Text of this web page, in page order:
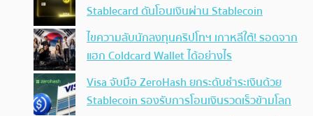
Stablecard ดันโอนเงินผ่าน Stablecoin
ไขความลับนักลงทุนคริปโทฯ เกาหลีใต้! รอดจาก
แฮก Coldcard Wallet ได้อย่างไร
Visa จับมือ ZeroHash ยกระดับชำระเงินด้วย
Stablecoin รองรับการโอนเงินรวดเร็วข้ามโลก